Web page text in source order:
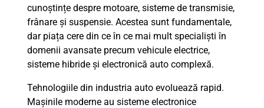
cunoștințe despre motoare, sisteme de transmisie,
frânare și suspensie. Acestea sunt fundamentale,
dar piața cere din ce în ce mai mult specialiști în
domenii avansate precum vehicule electrice,
sisteme hibride și electronică auto complexă.
Tehnologiile din industria auto evoluează rapid.
Mașinile moderne au sisteme electronice